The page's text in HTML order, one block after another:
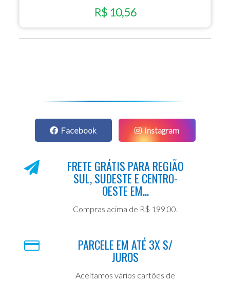
R$ 10,56
Facebook Instagram
FRETE GRÁTIS PARA REGIÃO
SUL, SUDESTE E CENTRO-
OESTE EM...
Compras acima de R$ 199,00.
PARCELE EM ATÉ 3X S/
JUROS
Aceitamos vários cartões de